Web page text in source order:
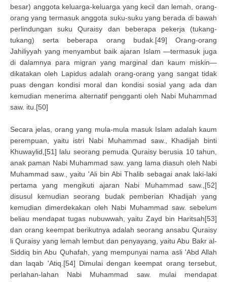
besar) anggota keluarga-keluarga yang kecil dan lemah, orang-
orang yang termasuk anggota suku-suku yang berada di bawah
perlindungan suku Quraisy dan beberapa pekerja (tukang-
tukang) serta beberapa orang budak.[49] Orang-orang
Jahiliyyah yang menyambut baik ajaran Islam —termasuk juga
di dalamnya para migran yang marginal dan kaum miskin—
dikatakan oleh Lapidus adalah orang-orang yang sangat tidak
puas dengan kondisi moral dan kondisi sosial yang ada dan
kemudian menerima alternatif pengganti oleh Nabi Muhammad
saw. itu.[50]
Secara jelas, orang yang mula-mula masuk Islam adalah kaum
perempuan, yaitu istri Nabi Muhammad saw., Khadijah binti
Khuwaylid,[51] lalu seorang pemuda Quraisy berusia 10 tahun,
anak paman Nabi Muhammad saw. yang lama diasuh oleh Nabi
Muhammad saw., yaitu 'Ali bin Abi Thalib sebagai anak laki-laki
pertama yang mengikuti ajaran Nabi Muhammad saw.,[52]
disusul kemudian seorang budak pemberian Khadijah yang
kemudian dimerdekakan oleh Nabi Muhammad saw. sebelum
beliau mendapat tugas nubuwwah, yaitu Zayd bin Haritsah[53]
dan orang keempat berikutnya adalah seorang ansabu Quraisy
li Quraisy yang lemah lembut dan penyayang, yaitu Abu Bakr al-
Siddiq bin Abu Quhafah, yang mempunyai nama asli 'Abd Allah
dan laqab 'Atiq.[54] Dimulai dengan keempat orang tersebut,
perlahan-lahan Nabi Muhammad saw. mulai mendapat